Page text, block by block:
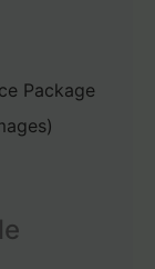
Package